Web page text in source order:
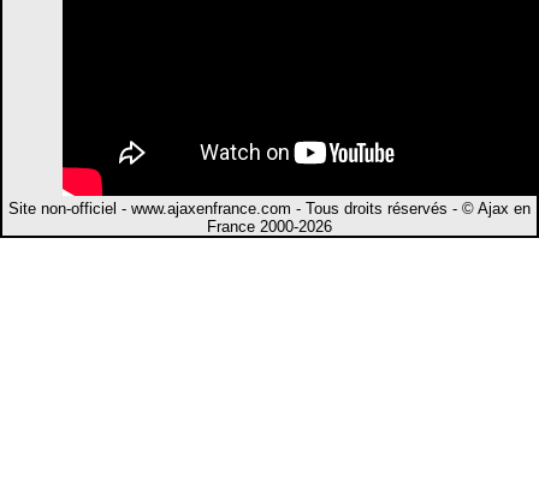
Site non-officiel - www.ajaxenfrance.com - Tous droits réservés - © Ajax en
France 2000-2026